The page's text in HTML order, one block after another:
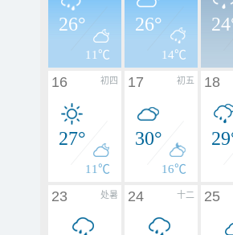
26°
11℃
26°
14℃
初四
16
27°
11℃
初五
17
30°
16℃
18
处暑
23 十二
24 25